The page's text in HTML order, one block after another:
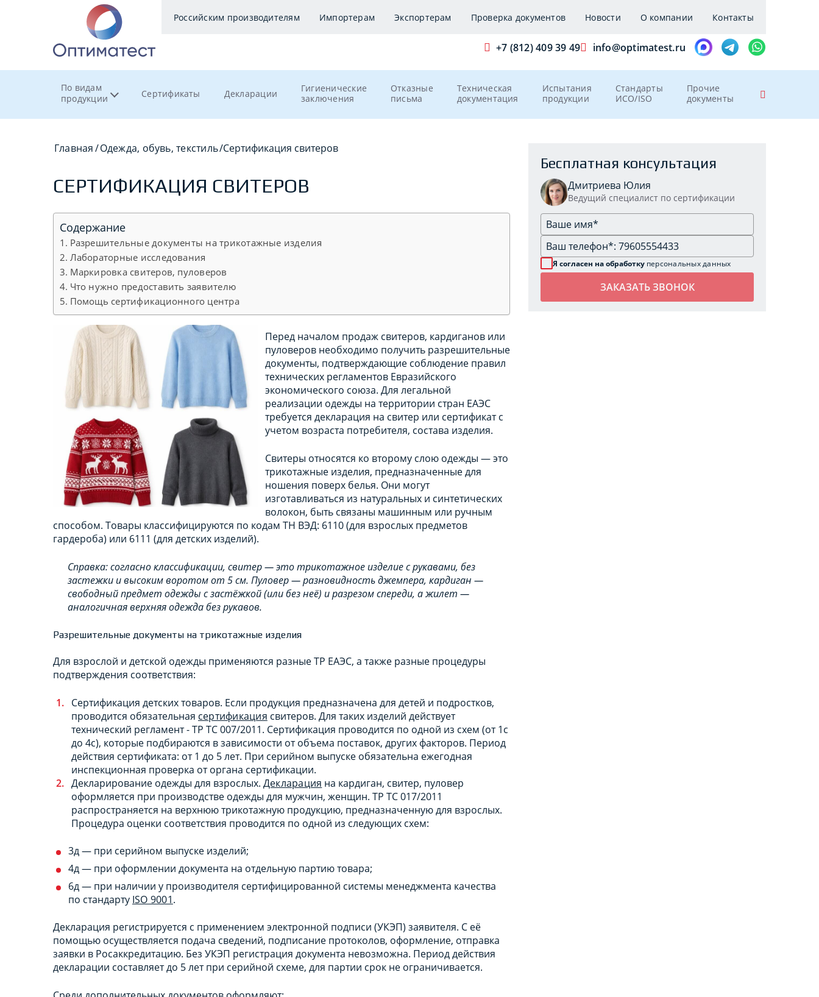
Российским производителям Импортерам Экспортерам Проверка документов Новости О компании Контакты
+7 (812) 409 39 49 info@optimatest.ru
По видам
продукции
Сертификаты Декларации
Гигиенические
заключения
Отказные
письма
Техническая
документация
Испытания
продукции
Стандарты
ИСО/ISO
Прочие
документы
Главная/Одежда, обувь, текстиль/Сертификация свитеров
СЕРТИФИКАЦИЯ СВИТЕРОВ
Содержание
Разрешительные документы на трикотажные изделия
Лабораторные исследования
Маркировка свитеров, пуловеров
Что нужно предоставить заявителю
Помощь сертификационного центра
Перед началом продаж свитеров, кардиганов или
пуловеров необходимо получить разрешительные
документы, подтверждающие соблюдение правил
технических регламентов Евразийского
экономического союза. Для легальной
реализации одежды на территории стран ЕАЭС
требуется декларация на свитер или сертификат с
учетом возраста потребителя, состава изделия.
Свитеры относятся ко второму слою одежды — это
трикотажные изделия, предназначенные для
ношения поверх белья. Они могут
изготавливаться из натуральных и синтетических
волокон, быть связаны машинным или ручным
способом. Товары классифицируются по кодам ТН ВЭД: 6110 (для взрослых предметов
гардероба) или 6111 (для детских изделий).
Справка: согласно классификации, свитер — это трикотажное изделие с рукавами, без
застежки и высоким воротом от 5 см. Пуловер — разновидность джемпера, кардиган —
свободный предмет одежды с застёжкой (или без неё) и разрезом спереди, а жилет —
аналогичная верхняя одежда без рукавов.
Разрешительные документы на трикотажные изделия
Для взрослой и детской одежды применяются разные ТР ЕАЭС, а также разные процедуры
подтверждения соответствия:
Сертификация детских товаров. Если продукция предназначена для детей и подростков,
проводится обязательная сертификация свитеров. Для таких изделий действует
технический регламент - ТР ТС 007/2011. Сертификация проводится по одной из схем (от 1с
до 4с), которые подбираются в зависимости от объема поставок, других факторов. Период
действия сертификата: от 1 до 5 лет. При серийном выпуске обязательна ежегодная
инспекционная проверка от органа сертификации.
Декларирование одежды для взрослых. Декларация на кардиган, свитер, пуловер
оформляется при производстве одежды для мужчин, женщин. ТР ТС 017/2011
распространяется на верхнюю трикотажную продукцию, предназначенную для взрослых.
Процедура оценки соответствия проводится по одной из следующих схем:
3д — при серийном выпуске изделий;
4д — при оформлении документа на отдельную партию товара;
6д — при наличии у производителя сертифицированной системы менеджмента качества
по стандарту ISO 9001.
Декларация регистрируется с применением электронной подписи (УКЭП) заявителя. С её
помощью осуществляется подача сведений, подписание протоколов, оформление, отправка
заявки в Росаккредитацию. Без УКЭП регистрация документа невозможна. Период действия
декларации составляет до 5 лет при серийной схеме, для партии срок не ограничивается.
Бесплатная консультация
Дмитриева Юлия
Ведущий специалист по сертификации
Я согласен на обработку персональных данных